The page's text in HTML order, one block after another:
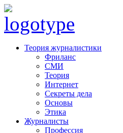
Теория журналистики
Фриланс
СМИ
Теория
Интернет
Секреты дела
Основы
Этика
Журналисты
Профессия